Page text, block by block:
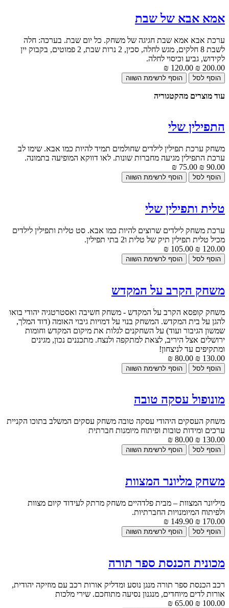
אמא אבא של שבת
ערכת אבא אמא שבת חגיגה של משחק. כל יום שבת. בערכה: חלה
לשבת 8 חלקים, מגש לחלה, סכין, 2 נרות שבת, 2 פמוטים, בקבוק יין
לקידוש, גביע וכיסוי לחלה.
200.00 ₪
120.00 ₪
עוד מוצרים מהקטגוריה
התפילין שלי
משחק ערכת תפילין לילדים שחולמים תמיד להיות כמו אבא. שימו לב
ערכת התפילין מגיעה מחברות שונות. לאו דווקא המופיעה בתמונה.
90.00 ₪
75.00 ₪
טלית ותפילין שלי
ערכת משחק לילדים שרוצים להיות כמו אבא. סט טלית ותפילין לילדים
מכיל טלית תפילין תיק של טלית ו2 בתי תפילין.
120.00 ₪
105.00 ₪
משחק הקרב על המקדש
משחק קופסא הקרב על המקדש - משחק חשיבה ואסטרטגיה יהודי בואו
להגן על בית המקדש. המשחק בנוי על דמויות גיבוי האומה (דוד המלך,
שמשון הגיבור ועוד) על השחקנים לגלות את מיקום המקדש וחומות
ירושלים אצל היריב, לצאת למתקפה ולנצח. מתכננים נכון, מגינים
ומתקיפים עד לניצחון!
130.00 ₪
80.00 ₪
מונופול עסקה טובה
משחק העסקים היהודי עסקה טובה משחק עסקים המשלב בתוכו הקניית
ערכים ומידות טובות ופיתוח מיומנות חברתית
130.00 ₪
80.00 ₪
משחק מליונר המצוות
מיליונר המצוות – מבית פלדהיים משחק מרתק לעידוד קיום מצוות
ולפיתוח המיומנויות החברתיות.
170.00 ₪
149.90 ₪
מכונית הכנסת ספר תורה
רכב הכנסת ספר תורה מנגן נוסע ומדליק אורות רכב עם מוזיקה יהודית,
אורות לדים מיוחדים, מנגנון נסיעה מתוחכם. שירי מלכות
100.00 ₪
65.00 ₪